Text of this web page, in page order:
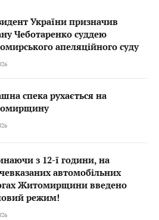
України призначив
Чеботаренко суддею
апеляційного суду
спека рухається на
з 12-ї години, на
автомобільних
Житомирщини введено
режим!